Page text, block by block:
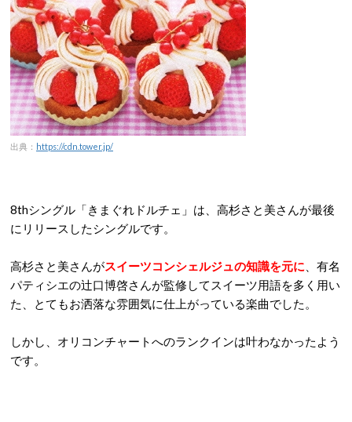
出典： https://cdn.tower.jp/
8thシングル「きまぐれドルチェ」は、高杉さと美さんが最後
にリリースしたシングルです。
高杉さと美さんがスイーツコンシェルジュの知識を元に 、有名
パティシエの辻口博啓さんが監修してスイーツ用語を多く用い
た、とてもお洒落な雰囲気に仕上がっている楽曲でした。
しかし、 オリコンチャートへのランクインは叶わなかったよう
です。